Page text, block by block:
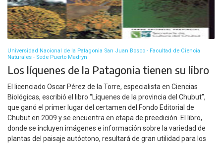
Universidad Nacional de la Patagonia San Juan Bosco - Facultad de Ciencia
Naturales - Sede Puerto Madryn
Los líquenes de la Patagonia tienen su libro
El licenciado Oscar Pérez de la Torre, especialista en Ciencias
Biológicas, escribió el libro “Líquenes de la provincia del Chubut”,
que ganó el primer lugar del certamen del Fondo Editorial de
Chubut en 2009 y se encuentra en etapa de preedición. El libro,
donde se incluyen imágenes e información sobre la variedad de
plantas del paisaje autóctono, resultará de gran utilidad para los